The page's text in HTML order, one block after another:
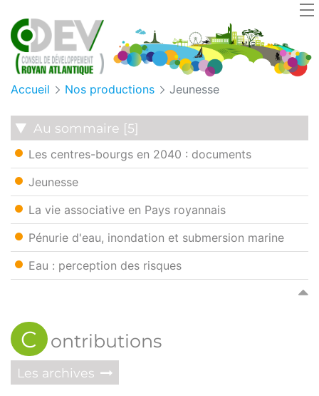
Accueil Nos productions Jeunesse
Au sommaire [5]
Les centres-bourgs en 2040 : documents
Jeunesse
La vie associative en Pays royannais
Pénurie d'eau, inondation et submersion marine
Eau : perception des risques
C ontributions
Les archives